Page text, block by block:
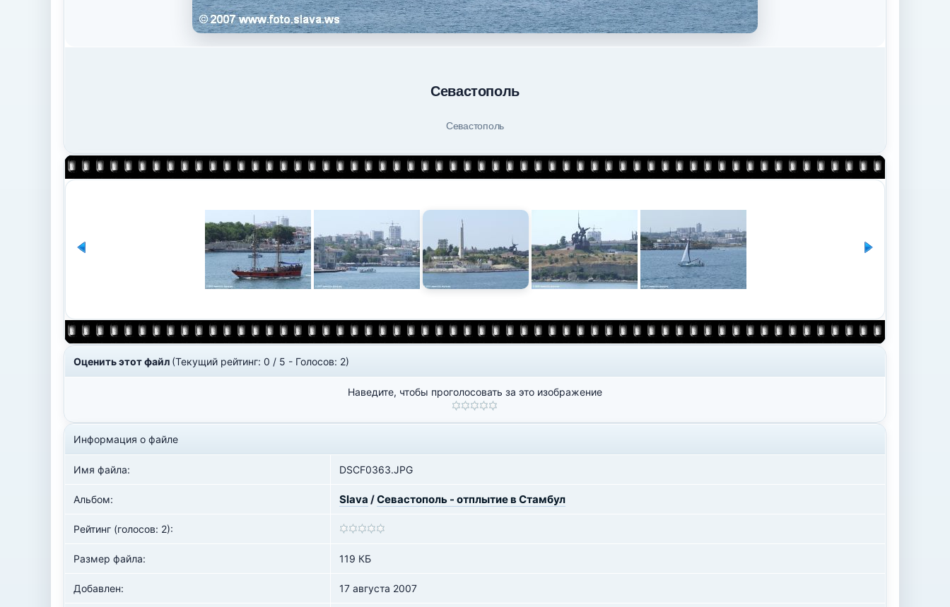
Севастополь
Севастополь
Оценить этот файл (Текущий рейтинг: 0 / 5 - Голосов: 2)
Наведите, чтобы проголосовать за это изображение
Информация о файле
Имя файла: DSCF0363.JPG
Альбом: Slava /Севастополь - отплытие в Стамбул
Рейтинг (голосов: 2):
Размер файла: 119 КБ
Добавлен: 17 августа 2007